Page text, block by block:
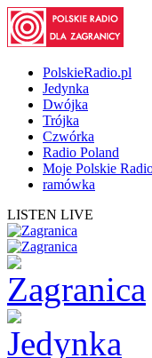
PolskieRadio.pl
Jedynka
Dwójka
Trójka
Czwórka
Radio Poland
Moje Polskie
ramówka
LISTEN LIVE